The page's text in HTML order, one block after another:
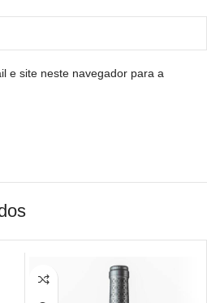
e site neste navegador para a